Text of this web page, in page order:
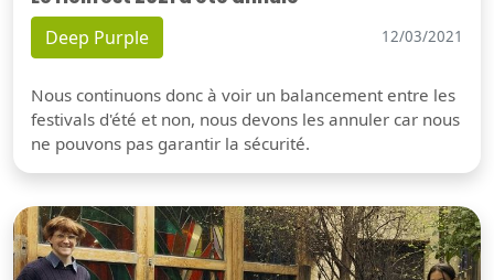
Deep Purple 12/03/2021
Nous continuons donc à voir un balancement entre les
festivals d'été et non, nous devons les annuler car nous
ne pouvons pas garantir la sécurité.